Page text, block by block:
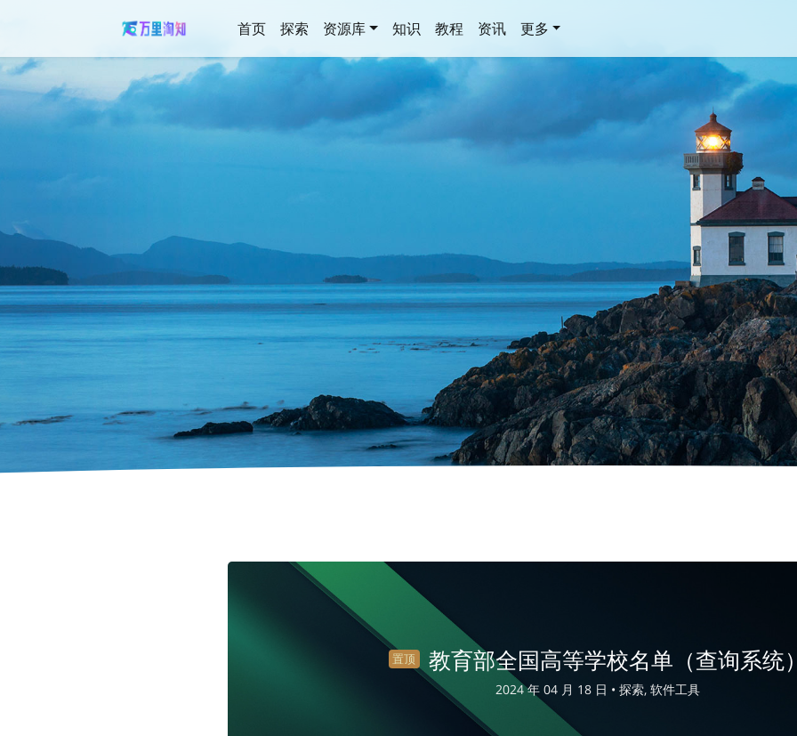
首页 探索 资源库 知识 教程 资讯 更多
置顶 教育部全国高等学校名单（查询系统
2024 年 04 月 18 日 • 探索, 软件工具